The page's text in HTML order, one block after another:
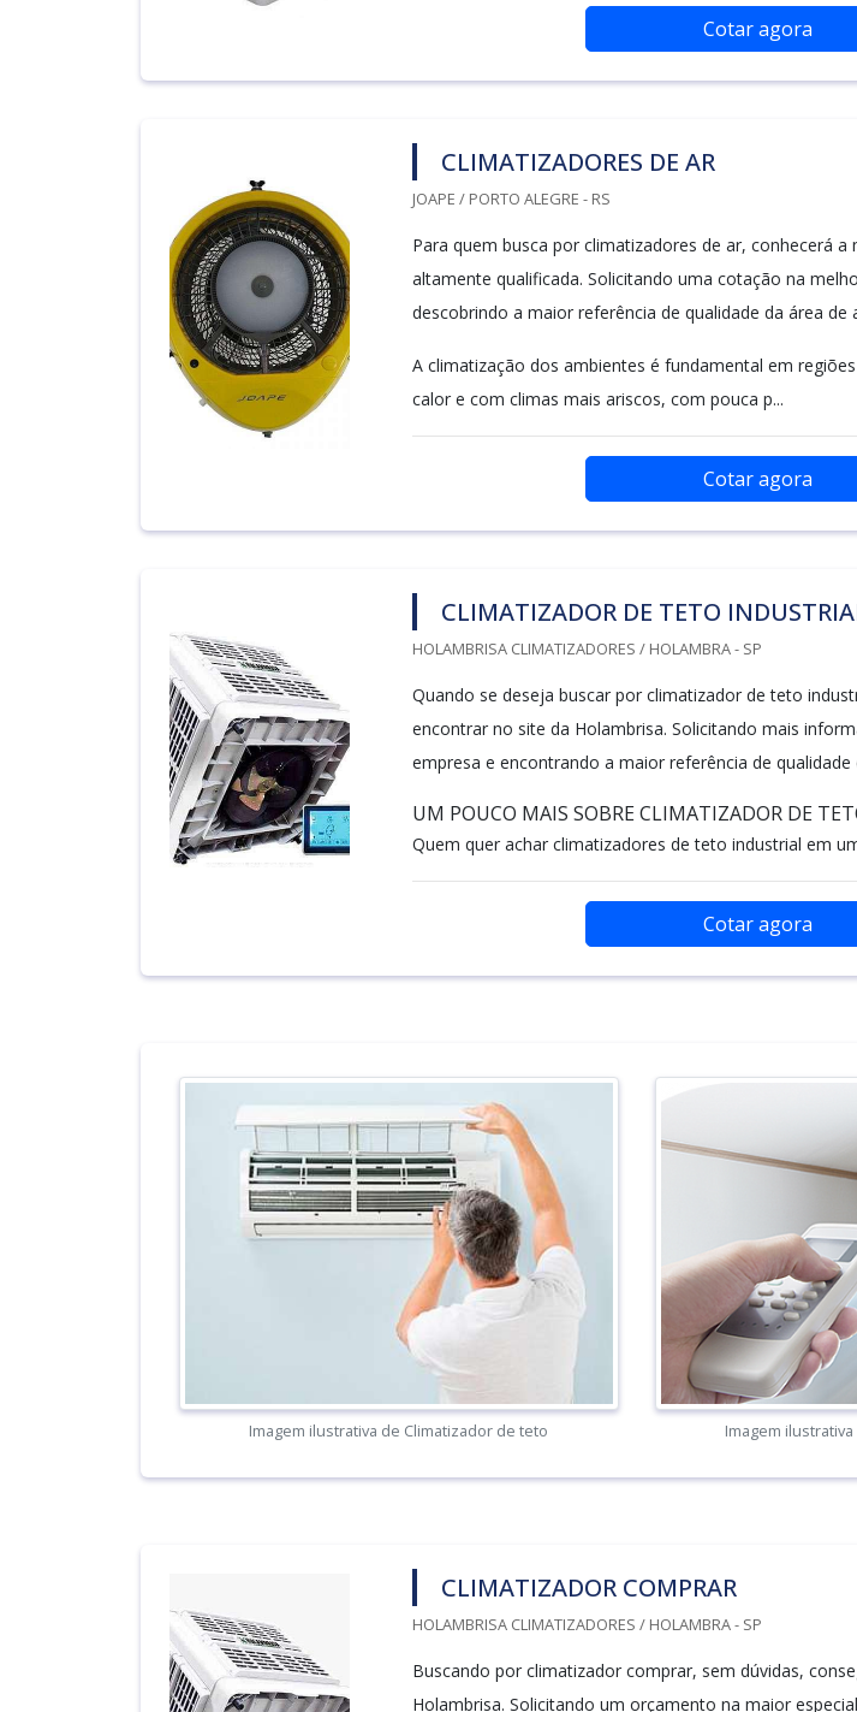
Cotar agora
CLIMATIZADORES DE AR
JOAPE / PORTO ALEGRE - RS
Para quem busca por climatizadores de ar, conhecerá a
altamente qualificada. Solicitando uma cotação na
descobrindo a maior referência de qualidade da área de
A climatização dos ambientes é fundamental em
calor e com climas mais ariscos, com pouca p...
Cotar agora
CLIMATIZADOR DE TETO
HOLAMBRISA CLIMATIZADORES / HOLAMBRA - SP
Quando se deseja buscar por climatizador de teto
encontrar no site da Holambrisa. Solicitando mais
empresa e encontrando a maior referência de qualidade
UM POUCO MAIS SOBRE CLIMATIZADOR DE
Quem quer achar climatizadores de teto industrial em
Cotar agora
Imagem ilustrativa de Climatizador de teto Imagem
CLIMATIZADOR COMPRAR
HOLAMBRISA CLIMATIZADORES / HOLAMBRA - SP
Buscando por climatizador comprar, sem dúvidas,
Holambrisa. Solicitando um orçamento na maior